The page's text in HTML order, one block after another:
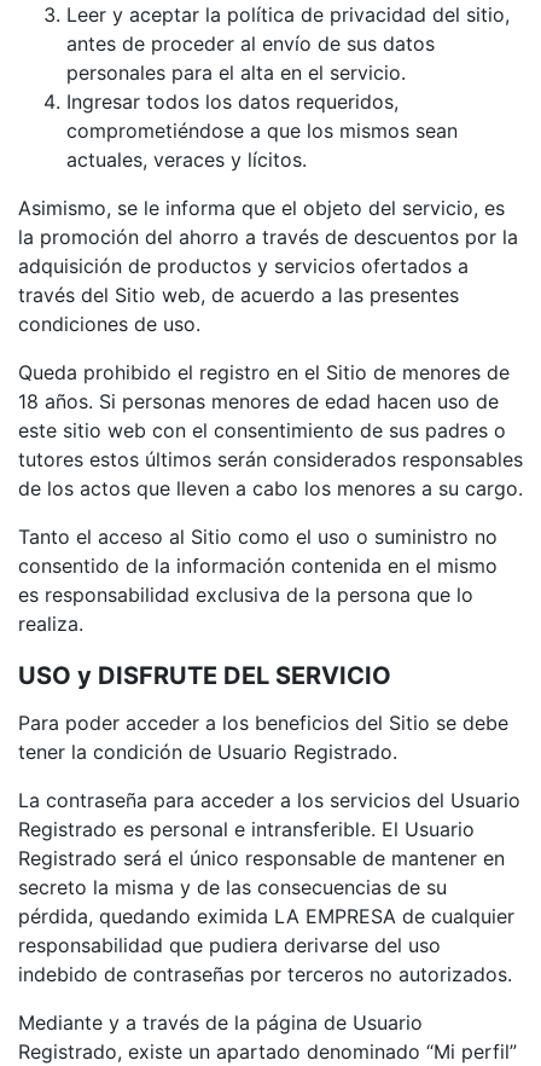
Leer y aceptar la política de privacidad del sitio,
antes de proceder al envío de sus datos
personales para el alta en el servicio.
Ingresar todos los datos requeridos,
comprometiéndose a que los mismos sean
actuales, veraces y lícitos.
Asimismo, se le informa que el objeto del servicio, es
la promoción del ahorro a través de descuentos por la
adquisición de productos y servicios ofertados a
través del Sitio web, de acuerdo a las presentes
condiciones de uso.
Queda prohibido el registro en el Sitio de menores de
18 años. Si personas menores de edad hacen uso de
este sitio web con el consentimiento de sus padres o
tutores estos últimos serán considerados responsables
de los actos que lleven a cabo los menores a su cargo.
Tanto el acceso al Sitio como el uso o suministro no
consentido de la información contenida en el mismo
es responsabilidad exclusiva de la persona que lo
realiza.
USO y DISFRUTE DEL SERVICIO
Para poder acceder a los beneficios del Sitio se debe
tener la condición de Usuario Registrado.
La contraseña para acceder a los servicios del Usuario
Registrado es personal e intransferible. El Usuario
Registrado será el único responsable de mantener en
secreto la misma y de las consecuencias de su
pérdida, quedando eximida LA EMPRESA de cualquier
responsabilidad que pudiera derivarse del uso
indebido de contraseñas por terceros no autorizados.
Mediante y a través de la página de Usuario
Registrado, existe un apartado denominado “Mi perfil”